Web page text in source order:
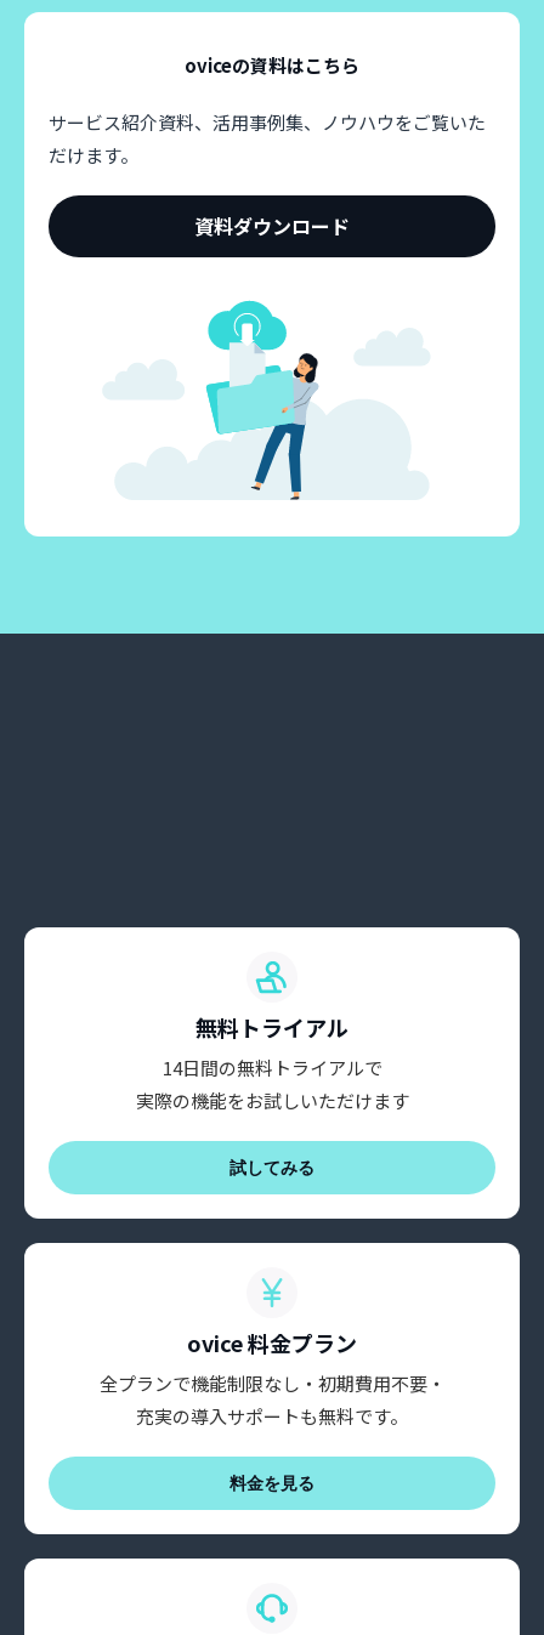
oviceの資料はこちら
サービス紹介資料、活用事例集、ノウハウをご覧いた
だけます。
資料ダウンロード
無料トライアル
14日間の無料トライアルで
実際の機能をお試しいただけます
試してみる
ovice 料金プラン
全プランで機能制限なし・初期費用不要・
充実の導入サポートも無料です。
料金を見る